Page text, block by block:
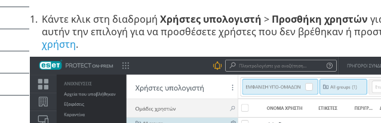
1. Κάντε κλικ στη διαδρομή Χρήστες υπολογιστή > Προσθήκη χρηστών
αυτήν την επιλογή για να προσθέσετε χρήστες που δεν βρέθηκαν ή
χρήστη.